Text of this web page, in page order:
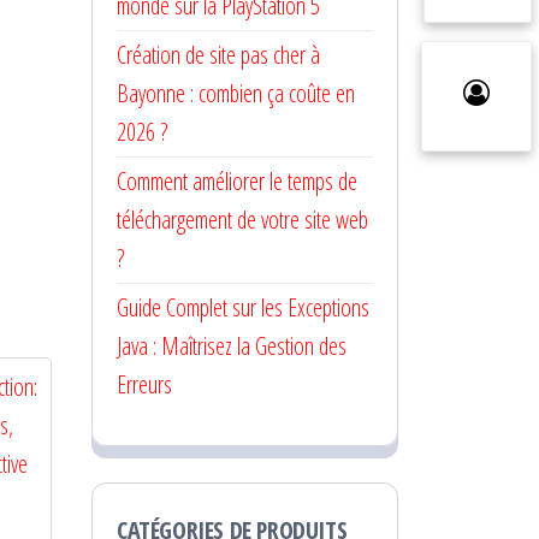
Création de site pas cher à
Bayonne : combien ça coûte en
2026 ?
Comment améliorer le temps de
téléchargement de votre site web
?
Guide Complet sur les Exceptions
Java : Maîtrisez la Gestion des
Erreurs
CATÉGORIES DE PRODUITS